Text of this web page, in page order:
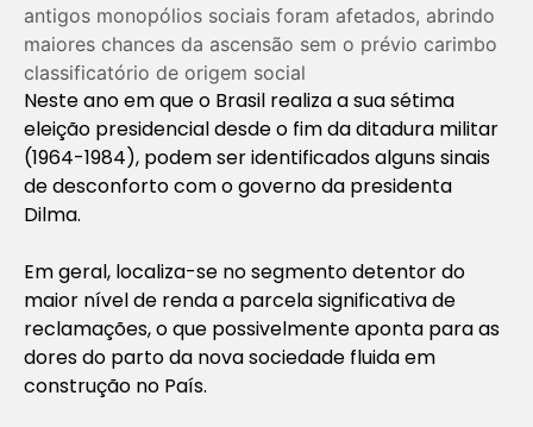
antigos monopólios sociais foram afetados, abrindo
maiores chances da ascensão sem o prévio carimbo
classificatório de origem social
Neste ano em que o Brasil realiza a sua sétima
eleição presidencial desde o fim da ditadura militar
(1964-1984), podem ser identificados alguns sinais
de desconforto com o governo da presidenta
Dilma.
Em geral, localiza-se no segmento detentor do
maior nível de renda a parcela significativa de
reclamações, o que possivelmente aponta para as
dores do parto da nova sociedade fluida em
construção no País.